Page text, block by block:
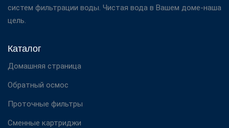
систем фильтрации воды. Чистая вода в Вашем доме-наша
цель.
Каталог
Домашняя страница
Обратный осмос
Проточные фильтры
Сменные картриджи